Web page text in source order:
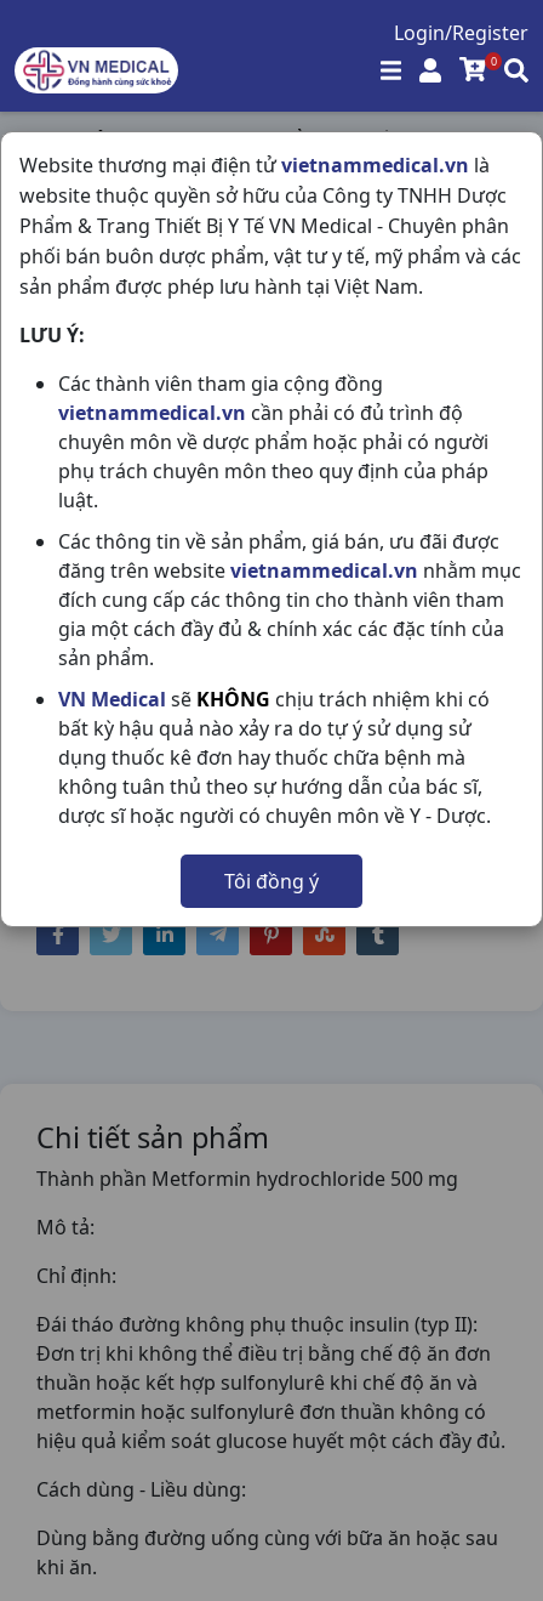
Login/Register
0
Website thương mại điện tửvietnammedical.vn là
website thuộc quyền sở hữu của Công ty TNHH Dược
Phẩm & Trang Thiết Bị Y Tế VN Medical - Chuyên phân
phối bán buôn dược phẩm, vật tư y tế, mỹ phẩm và các
sản phẩm được phép lưu hành tại Việt Nam.
LƯU Ý:
Các thành viên tham gia cộng đồng
vietnammedical.vn cần phải có đủ trình độ
chuyên môn về dược phẩm hoặc phải có người
phụ trách chuyên môn theo quy định của pháp
luật.
Các thông tin về sản phẩm, giá bán, ưu đãi được
đăng trên websitevietnammedical.vn nhằm mục
đích cung cấp các thông tin cho thành viên tham
gia một cách đầy đủ & chính xác các đặc tính của
sản phẩm.
VN Medical sẽ KHÔNG chịu trách nhiệm khi có
bất kỳ hậu quả nào xảy ra do tự ý sử dụng sử
dụng thuốc kê đơn hay thuốc chữa bệnh mà
không tuân thủ theo sự hướng dẫn của bác sĩ,
dược sĩ hoặc người có chuyên môn về Y - Dược.
Tôi đồng ý
Trang chủ / Tim Mạch - Lợi Tiểu- Nội Tiết /
Metformin 500mg H60v Stellapharm
METFORMIN 500MG H60V
STELLAPHARM
NSX:Stellapharm
Nhóm hàng:
Tim Mạch - Lợi Tiểu- Nội Tiết,
Chia sẻ qua mạng xã hội:
Chi tiết sản phẩm
Thành phần Metformin hydrochloride 500 mg
Mô tả:
Chỉ định:
Đái tháo đường không phụ thuộc insulin (typ II):
Ðơn trị khi không thể điều trị bằng chế độ ăn đơn
thuần hoặc kết hợp sulfonylurê khi chế độ ăn và
metformin hoặc sulfonylurê đơn thuần không có
hiệu quả kiểm soát glucose huyết một cách đầy đủ.
Cách dùng - Liều dùng:
Dùng bằng đường uống cùng với bữa ăn hoặc sau
khi ăn.